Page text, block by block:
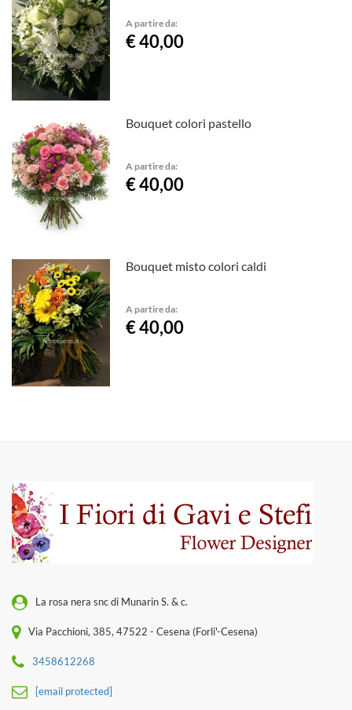
A partire da:
€ 40,00
Bouquet colori pastello
A partire da:
€ 40,00
Bouquet misto colori caldi
A partire da:
€ 40,00
La rosa nera snc di Munarin S. & c.
Via Pacchioni, 385, 47522 - Cesena (Forli'-Cesena)
3458612268
[email protected]